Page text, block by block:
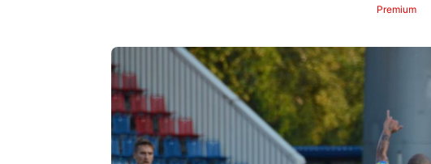
Premium